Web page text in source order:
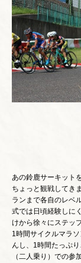
あの鈴鹿サーキット
ちょっと観戦してき
ランまで各自のレベ
式では日頃経験しに
けから徐々にステッ
1時間サイクルマラ
んし、1時間たっぷ
（二人乗り）での